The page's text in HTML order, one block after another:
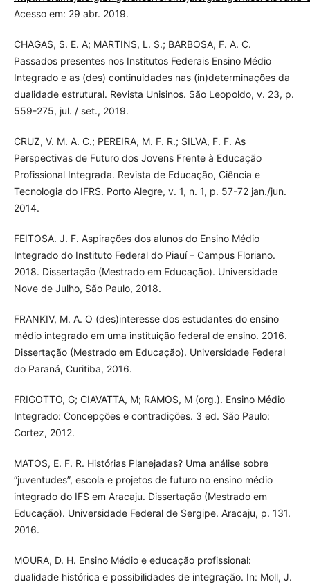
Acesso em: 29 abr. 2019.
CHAGAS, S. E. A; MARTINS, L. S.; BARBOSA, F. A. C.
Passados presentes nos Institutos Federais Ensino Médio
Integrado e as (des) continuidades nas (in)determinações da
dualidade estrutural. Revista Unisinos. São Leopoldo, v. 23, p.
559-275, jul. / set., 2019.
CRUZ, V. M. A. C.; PEREIRA, M. F. R.; SILVA, F. F. As
Perspectivas de Futuro dos Jovens Frente à Educação
Profissional Integrada. Revista de Educação, Ciência e
Tecnologia do IFRS. Porto Alegre, v. 1, n. 1, p. 57-72 jan./jun.
2014.
FEITOSA. J. F. Aspirações dos alunos do Ensino Médio
Integrado do Instituto Federal do Piauí – Campus Floriano.
2018. Dissertação (Mestrado em Educação). Universidade
Nove de Julho, São Paulo, 2018.
FRANKIV, M. A. O (des)interesse dos estudantes do ensino
médio integrado em uma instituição federal de ensino. 2016.
Dissertação (Mestrado em Educação). Universidade Federal
do Paraná, Curitiba, 2016.
FRIGOTTO, G; CIAVATTA, M; RAMOS, M (org.). Ensino Médio
Integrado: Concepções e contradições. 3 ed. São Paulo:
Cortez, 2012.
MATOS, E. F. R. Histórias Planejadas? Uma análise sobre
“juventudes”, escola e projetos de futuro no ensino médio
integrado do IFS em Aracaju. Dissertação (Mestrado em
Educação). Universidade Federal de Sergipe. Aracaju, p. 131.
2016.
MOURA, D. H. Ensino Médio e educação profissional:
dualidade histórica e possibilidades de integração. In: Moll, J.